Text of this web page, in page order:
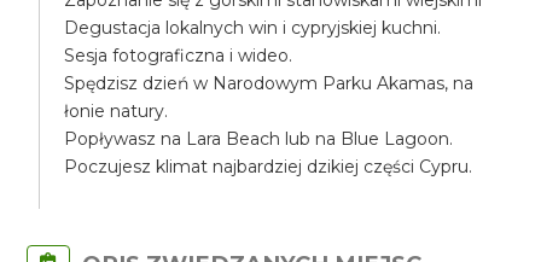
Degustacja lokalnych win i cypryjskiej kuchni.
Sesja fotograficzna i wideo.
Spędzisz dzień w Narodowym Parku Akamas, na
łonie natury.
Popływasz na Lara Beach lub na Blue Lagoon.
Poczujesz klimat najbardziej dzikiej części Cypru.